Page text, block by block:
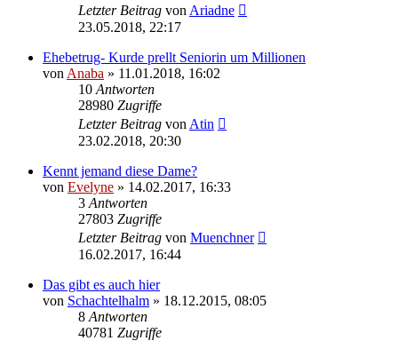
Letzter Beitrag von Ariadne
23.05.2018, 22:17
Ehebetrug- Kurde prellt Seniorin um Millionen
von Anaba » 11.01.2018, 16:02
10 Antworten
28980 Zugriffe
Letzter Beitrag von Atin
23.02.2018, 20:30
Kennt jemand diese Dame?
von Evelyne » 14.02.2017, 16:33
3 Antworten
27803 Zugriffe
Letzter Beitrag von Muenchner
16.02.2017, 16:44
Das gibt es auch hier
von Schachtelhalm » 18.12.2015, 08:05
8 Antworten
40781 Zugriffe